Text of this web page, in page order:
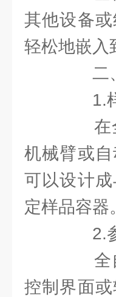
其他设备
轻松地嵌入
二、
1.样
在全
机械臂或
可以设计
定样品容器
2.参
全自
控制界面